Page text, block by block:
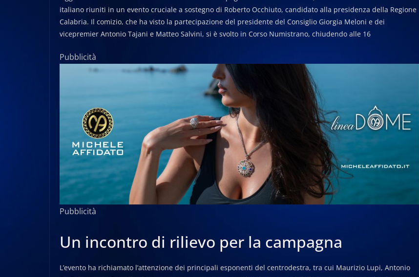
italiano riuniti in un evento cruciale a sostegno di Roberto Occhiuto, candidato alla presidenza della Regione
Calabria. Il comizio, che ha visto la partecipazione del presidente del Consiglio Giorgia Meloni e dei
vicepremier Antonio Tajani e Matteo Salvini, si è svolto in Corso Numistrano, chiudendo alle 16
Pubblicità
Pubblicità
Un incontro di rilievo per la campagna
L’evento ha richiamato l’attenzione dei principali esponenti del centrodestra, tra cui Maurizio Lupi, Antonio